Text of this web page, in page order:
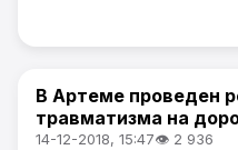
Происшествия
В Артеме проведен
травматизма на
14-12-2018, 15:47👁 2 936